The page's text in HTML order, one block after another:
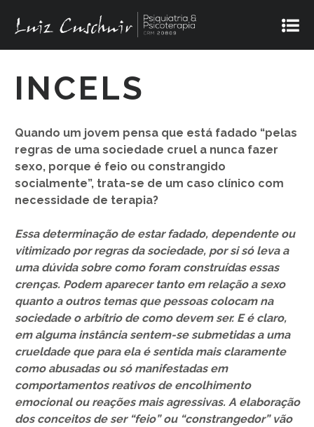
INCELS
Quando um jovem pensa que está fadado “pelas
regras de uma sociedade cruel a nunca fazer
sexo, porque é feio ou constrangido
socialmente”, trata-se de um caso clínico com
necessidade de terapia?
Essa determinação de estar fadado, dependente ou
vitimizado por regras da sociedade, por si só leva a
uma dúvida sobre como foram construídas essas
crenças. Podem aparecer tanto em relação a sexo
quanto a outros temas que pessoas colocam na
sociedade o arbítrio de como devem ser. E é claro,
em alguma instância sentem-se submetidas a uma
crueldade que para ela é sentida mais claramente
como abusadas ou só manifestadas em
comportamentos reativos de encolhimento
emocional ou reações mais agressivas. A elaboração
dos conceitos de ser “feio” ou “constrangedor” vão